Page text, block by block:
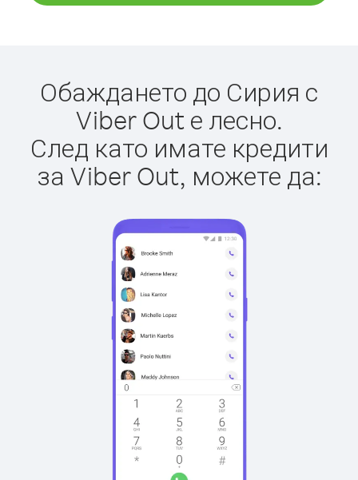
Обаждането до Сирия с
Viber Out е лесно.
След като имате кредити
за Viber Out, можете да: